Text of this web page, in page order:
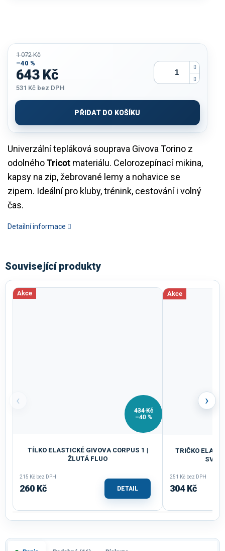
Univerzální tepláková souprava Givova Torino z
odolnéhoTricot materiálu. Celorozepínací mikina,
kapsy na zip, žebrované lemy a nohavice se
zipem. Ideální pro kluby, trénink, cestování i volný
čas.
Detailní informace
1 072 Kč
–40 %
643 Kč
531 Kč bez DPH
cena:
PŘIDAT DO KOŠÍKU
Související produkty
‹
Akce
434 Kč
–40 %
TÍLKO ELASTICKÉ GIVOVA CORPUS 1 |
ŽLUTÁ FLUO
215 Kč bez DPH
260 Kč DETAIL
Akce
TRIČKO
251 Kč bez DPH
304 Kč
›